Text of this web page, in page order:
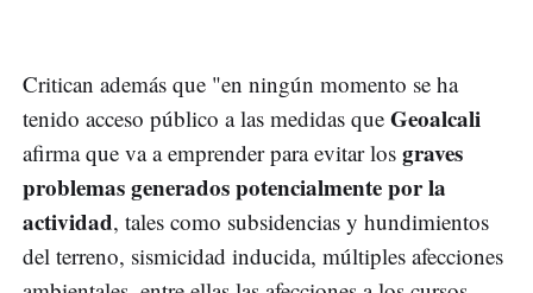
Critican además que "en ningún momento se ha
tenido acceso público a las medidas que Geoalcali
afirma que va a emprender para evitar los graves
problemas generados potencialmente por la
actividad, tales como subsidencias y hundimientos
del terreno, sismicidad inducida, múltiples afecciones